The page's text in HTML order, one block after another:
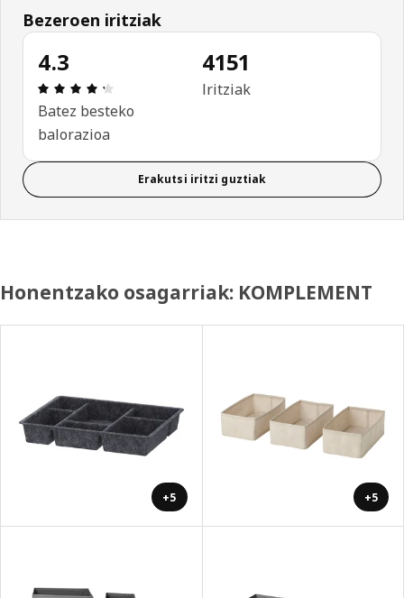
Bezeroen iritziak
4.3
Aipamena: 4.3 / 5 izar. Berrikuspen osoak: 4151
Batez besteko
balorazioa
4151
Iritziak
Erakutsi iritzi guztiak
Honentzako osagarriak: KOMPLEMENT
+5 +5